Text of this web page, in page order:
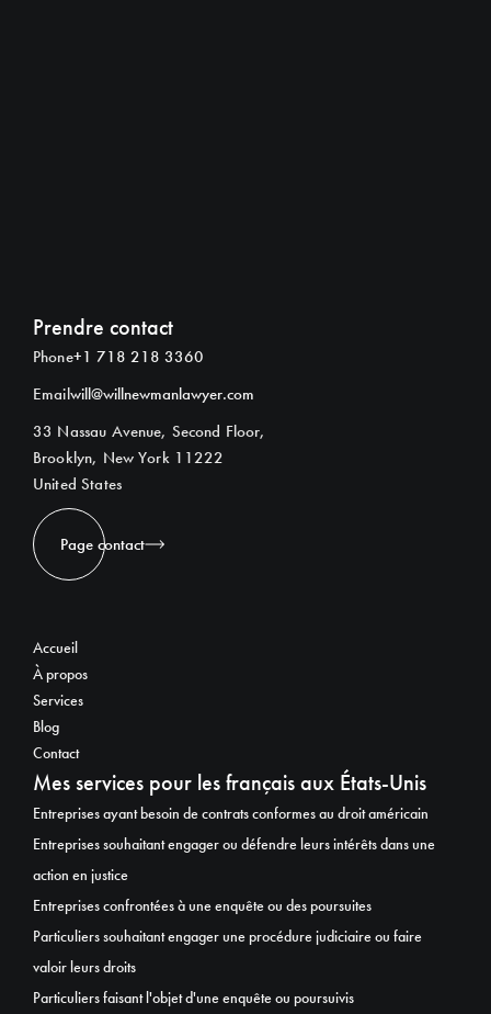
Prendre contact
Phone+1 718 218 3360
Emailwill@willnewmanlawyer.com
33 Nassau Avenue, Second Floor,
Brooklyn, New York 11222
United States
Page contact
Accueil
À propos
Services
Blog
Contact
Mes services pour les français aux États-Unis
Entreprises ayant besoin de contrats conformes au droit américain
Entreprises souhaitant engager ou défendre leurs intérêts dans une
action en justice
Entreprises confrontées à une enquête ou des poursuites
Particuliers souhaitant engager une procédure judiciaire ou faire
valoir leurs droits
Particuliers faisant l'objet d'une enquête ou poursuivis